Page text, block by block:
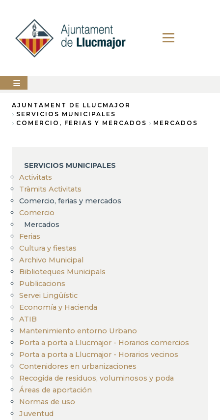
contenido
principal
AYUNTAMIENTO
LLUCMAJOR
PERFIL
DEL
CONTRATANTE
Sobrescribir
ayuda
a
la
navegación
AJUNTAMENT DE LLUCMAJOR
SERVICIOS MUNICIPALES
COMERCIO, FERIAS Y MERCADOS
MERCADOS
SERVICIOS MUNICIPALES
Activitats
Tràmits Activitats
Comercio, ferias y mercados
Comercio
Mercados
Ferias
Cultura y fiestas
Archivo Municipal
Biblioteques Municipals
Publicacions
Servei Lingüístic
Economía y Hacienda
ATIB
Mantenimiento entorno Urbano
Porta a porta a Llucmajor - Horarios comercios
Porta a porta a Llucmajor - Horarios vecinos
Contenidores en urbanizaciones
Recogida de residuos, voluminosos y poda
Áreas de aportación
Normas de uso
Juventud